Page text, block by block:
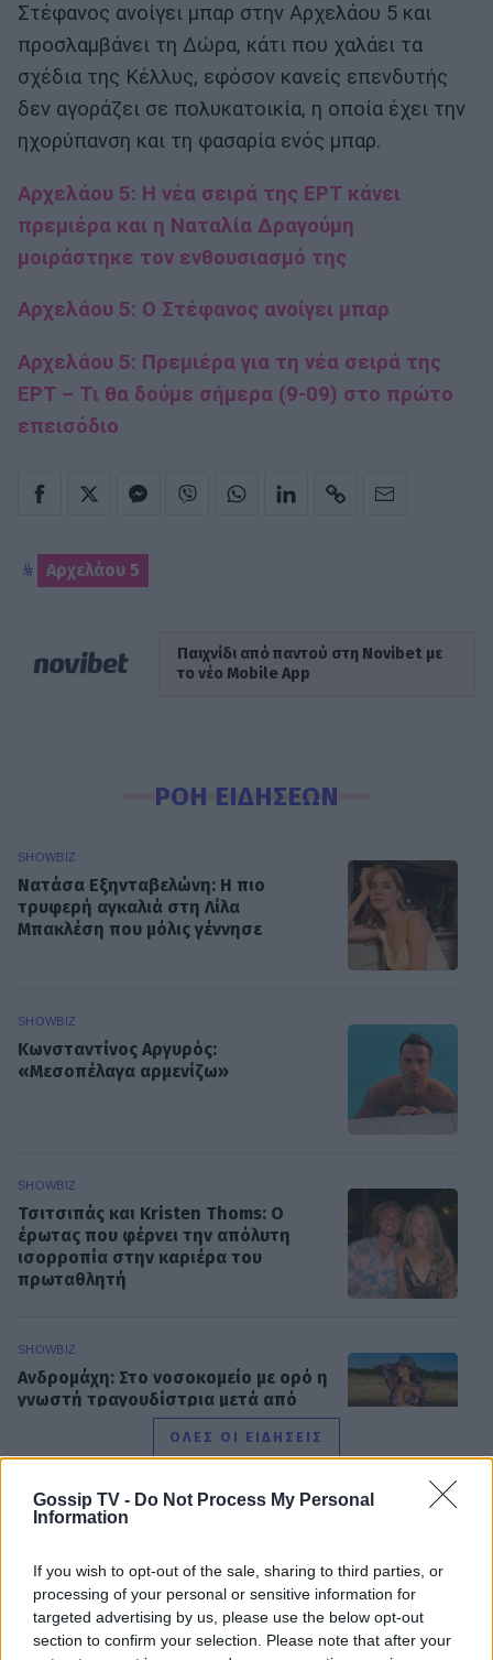
Gossip TV - Do Not Process My Personal
Information
If you wish to opt-out of the sale, sharing to third parties, or
processing of your personal or sensitive information for
targeted advertising by us, please use the below opt-out
section to confirm your selection. Please note that after your
Στέφανος ανοίγει μπαρ στην Αρχελάου 5 και
προσλαμβάνει τη Δώρα, κάτι που χαλάει τα
σχέδια της Κέλλυς, εφόσον κανείς επενδυτής
δεν αγοράζει σε πολυκατοικία, η οποία έχει την
ηχορύπανση και τη φασαρία ενός μπαρ.
Αρχελάου 5: Η νέα σειρά της ΕΡΤ κάνει
πρεμιέρα και η Ναταλία Δραγούμη
μοιράστηκε τον ενθουσιασμό της
Αρχελάου 5: Ο Στέφανος ανοίγει μπαρ
Αρχελάου 5: Πρεμιέρα για τη νέα σειρά της
ΕΡΤ – Τι θα δούμε σήμερα (9-09) στο πρώτο
επεισόδιο
Αρχελάου 5
Παιχνίδι από παντού στη Novibet με
το νέο Mobile App
ΡΟΗ ΕΙΔΗΣΕΩΝ
SHOWBIZ
Νατάσα Εξηνταβελώνη: Η πιο
τρυφερή αγκαλιά στη Λίλα
Μπακλέση που μόλις γέννησε
SHOWBIZ
Κωνσταντίνος Αργυρός:
«Μεσοπέλαγα αρμενίζω»
SHOWBIZ
Τσιτσιπάς και Kristen Thoms: Ο
έρωτας που φέρνει την απόλυτη
ισορροπία στην καριέρα του
πρωταθλητή
SHOWBIZ
Ανδρομάχη: Στο νοσοκομείο με ορό η
γνωστή τραγουδίστρια μετά από
έντονη αδιαθεσία σε live εμφάνιση
SHOWBIZ
το ταξίδι του μέλιτος στα Μπόρα
Μπόρα - Νέες φωτογραφίες
ΟΛΕΣ ΟΙ ΕΙΔΗΣΕΙΣ
DPG NETWORK